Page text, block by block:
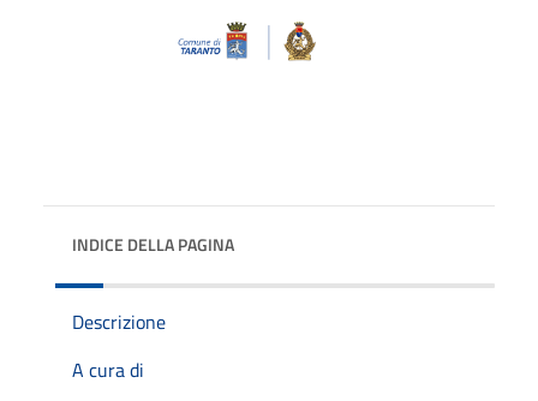
INDICE DELLA PAGINA
Descrizione
A cura di